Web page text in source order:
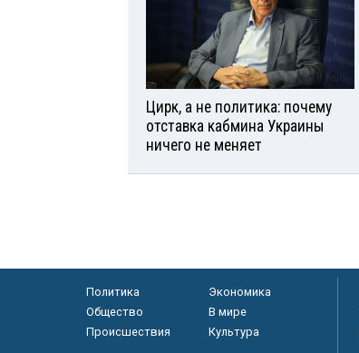
Цирк, а не политика: почему
отставка кабмина Украины
ничего не меняет
Политика
Экономика
Общество
В мире
Происшествия
Культура